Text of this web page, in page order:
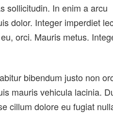
sollicitudin. In enim a arcu
dolor. Integer imperdiet
orci. Mauris metus.
bibendum justo non
mauris vehicula lacinia.
cillum dolore eu fugiat